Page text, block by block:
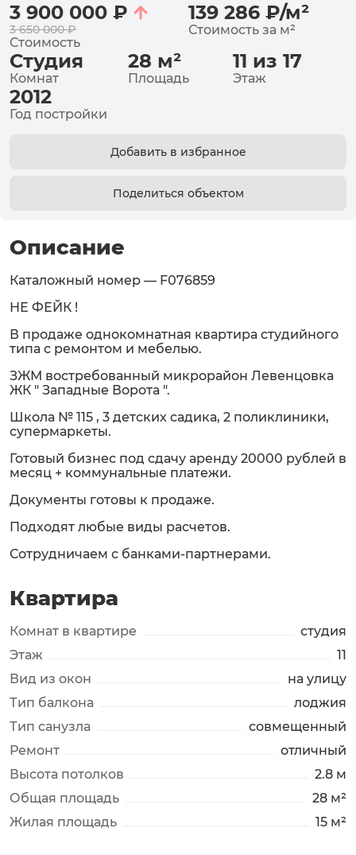
3 900 000 ₽
3 650 000 ₽
Стоимость
139 286 ₽/м²
Стоимость за м²
Студия
Комнат
28 м²
Площадь
11 из 17
Этаж
2012
Год постройки
Добавить в избранное
Поделиться объектом
Описание
Каталожный номер — F076859
НЕ ФЕЙК !
В продаже однокомнатная квартира студийного
типа с ремонтом и мебелью.
ЗЖМ востребованный микрорайон Левенцовка
ЖК " Западные Ворота ".
Школа № 115 , 3 детских садика, 2 поликлиники,
супермаркеты.
Готовый бизнес под сдачу аренду 20000 рублей в
месяц + коммунальные платежи.
Документы готовы к продаже.
Подходят любые виды расчетов.
Сотрудничаем с банками-партнерами.
Квартира
Комнат в квартире
студия
Этаж
11
Вид из окон
на улицу
Тип балкона
лоджия
Тип санузла
совмещенный
Ремонт
отличный
Высота потолков
2.8 м
Общая площадь
28 м²
Жилая площадь
15 м²